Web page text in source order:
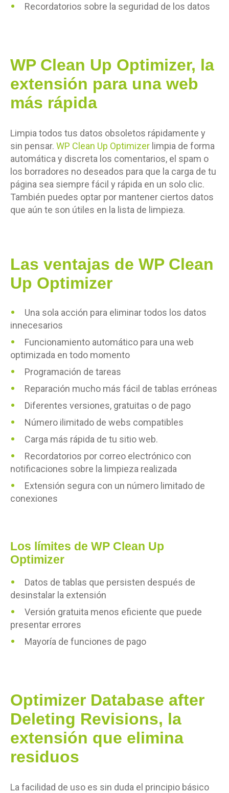
Recordatorios sobre la seguridad de los datos
WP Clean Up Optimizer, la
extensión para una web
más rápida
Limpia todos tus datos obsoletos rápidamente y
sin pensar. WP Clean Up Optimizer limpia de forma
automática y discreta los comentarios, el spam o
los borradores no deseados para que la carga de tu
página sea siempre fácil y rápida en un solo clic.
También puedes optar por mantener ciertos datos
que aún te son útiles en la lista de limpieza.
Las ventajas de WP Clean
Up Optimizer
Una sola acción para eliminar todos los datos
innecesarios
Funcionamiento automático para una web
optimizada en todo momento
Programación de tareas
Reparación mucho más fácil de tablas erróneas
Diferentes versiones, gratuitas o de pago
Número ilimitado de webs compatibles
Carga más rápida de tu sitio web.
Recordatorios por correo electrónico con
notificaciones sobre la limpieza realizada
Extensión segura con un número limitado de
conexiones
Los límites de WP Clean Up
Optimizer
Datos de tablas que persisten después de
desinstalar la extensión
Versión gratuita menos eficiente que puede
presentar errores
Mayoría de funciones de pago
Optimizer Database after
Deleting Revisions, la
extensión que elimina
residuos
La facilidad de uso es sin duda el principio básico